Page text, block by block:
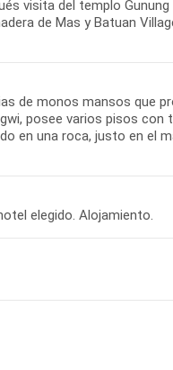
visita del templo Gunung
de Mas y Batuan
de monos mansos que
posee varios pisos con
en una roca, justo en el
elegido. Alojamiento.